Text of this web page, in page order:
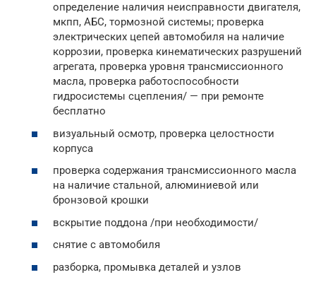
определение наличия неисправности двигателя,
мкпп, АБС, тормозной системы; проверка
электрических цепей автомобиля на наличие
коррозии, проверка кинематических разрушений
агрегата, проверка уровня трансмиссионного
масла, проверка работоспособности
гидросистемы сцепления/ — при ремонте
бесплатно
визуальный осмотр, проверка целостности
корпуса
проверка содержания трансмиссионного масла
на наличие стальной, алюминиевой или
бронзовой крошки
вскрытие поддона /при необходимости/
снятие с автомобиля
разборка, промывка деталей и узлов